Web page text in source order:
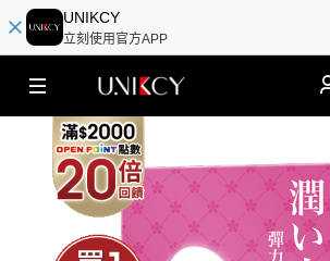
UNIKCY
立刻使用官方APP